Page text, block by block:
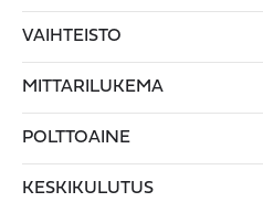
VAIHTEISTO
MITTARILUKEMA
POLTTOAINE
KESKIKULUTUS